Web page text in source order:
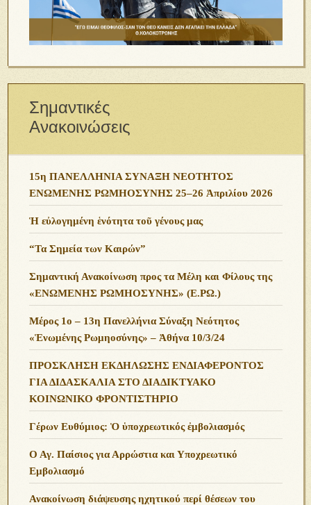
Σημαντικές
Ανακοινώσεις
15η ΠΑΝΕΛΛΗΝΙΑ ΣΥΝΑΞΗ ΝΕΟΤΗΤΟΣ
ΕΝΩΜΕΝΗΣ ΡΩΜΗΟΣΥΝΗΣ 25–26 Ἀπριλίου 2026
Ἡ εὐλογημένη ἑνότητα τοῦ γένους μας
“Τα Σημεία των Καιρών”
Σημαντική Ανακοίνωση προς τα Μέλη και Φίλους της
«ΕΝΩΜΕΝΗΣ ΡΩΜΗΟΣΥΝΗΣ» (Ε.ΡΩ.)
Μέρος 1ο – 13η Πανελλήνια Σύναξη Νεότητος
«Ἑνωμένης Ρωμηοσύνης» – Ἀθήνα 10/3/24
ΠΡΟΣΚΛΗΣΗ ΕΚΔΗΛΩΣΗΣ ΕΝΔΙΑΦΕΡΟΝΤΟΣ
ΓΙΑ ΔΙΔΑΣΚΑΛΙΑ ΣΤΟ ΔΙΑΔΙΚΤΥΑΚΟ
ΚΟΙΝΩΝΙΚΟ ΦΡΟΝΤΙΣΤΗΡΙΟ
Γέρων Ευθύμιος: Ὁ ὑποχρεωτικός ἐμβολιασμός
Ο Αγ. Παίσιος για Αρρώστια και Υποχρεωτικό
Εμβολιασμό
Ανακοίνωση διάψευσης ηχητικού περί θέσεων του